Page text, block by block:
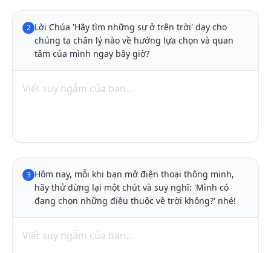
2 Lời Chúa 'Hãy tìm những sự ở trên trời' dạy cho
chúng ta chân lý nào về hướng lựa chọn và quan
tâm của mình ngay bây giờ?
3 Hôm nay, mỗi khi bạn mở điện thoại thông minh,
hãy thử dừng lại một chút và suy nghĩ: 'Mình có
đang chọn những điều thuộc về trời không?' nhé!